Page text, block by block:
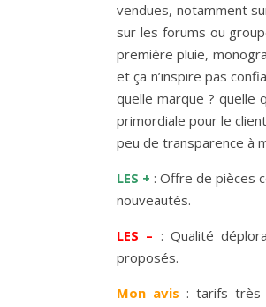
vendues, notamment
sur les forums ou
première pluie,
et ça n’inspire pas
quelle marque ? quelle
primordiale pour le
peu de transparence à
LES + : Offre de pièces
nouveautés.
LES – : Qualité
proposés.
Mon avis : tarifs très